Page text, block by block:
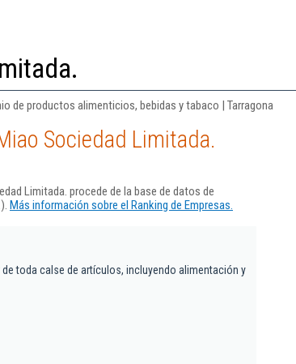
de productos alimenticios, bebidas y tabaco | Tarragona
Sociedad Limitada.
Limitada. procede de la base de datos de
Más información sobre el Ranking de Empresas.
toda calse de artículos, incluyendo alimentación y